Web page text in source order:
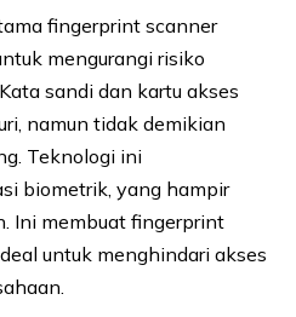
fingerprint scanner
mengurangi risiko
sandi dan kartu akses
namun tidak demikian
Teknologi ini
biometrik, yang hampir
Ini membuat fingerprint
untuk menghindari akses